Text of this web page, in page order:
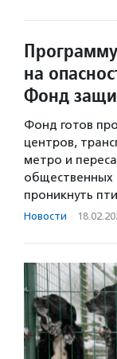
на
Фонд
Фонд готов
центров,
метро и
общественных
проникнуть
Новости ·